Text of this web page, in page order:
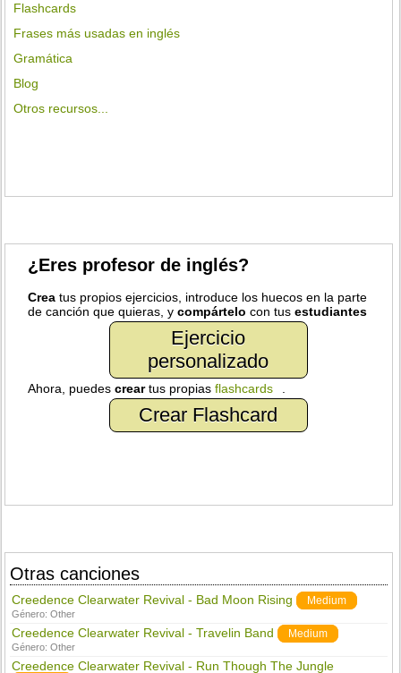
Flashcards
Frases más usadas en inglés
Gramática
Blog
Otros recursos...
¿Eres profesor de inglés?
Crea tus propios ejercicios, introduce los huecos en la parte
de canción que quieras, ycompártelo con tusestudiantes
Ejercicio
personalizado
Ahora, puedescreartus propiasflashcards
Crear Flashcard
Otras canciones
Creedence Clearwater Revival - Bad Moon Rising Medium
Género:Other
Creedence Clearwater Revival - Travelin Band Medium
Género:Other
Creedence Clearwater Revival - Run Though The Jungle